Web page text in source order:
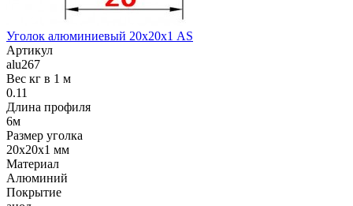
Уголок алюминиевый 20х20х1 AS
Артикул
alu267
Вес кг в 1 м
0.11
Длина профиля
6м
Размер уголка
20х20х1 мм
Материал
Алюминий
Покрытие